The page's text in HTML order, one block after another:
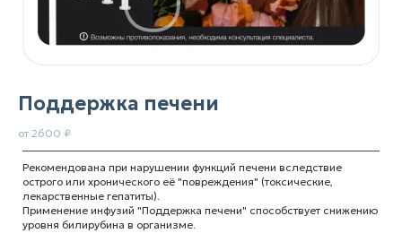
Поддержка печени
от 2600 ₽
Рекомендована при нарушении функций печени вследствие
острого или хронического её "повреждения" (токсические,
лекарственные гепатиты).
Применение инфузий "Поддержка печени" способствует снижению
уровня билирубина в организме.